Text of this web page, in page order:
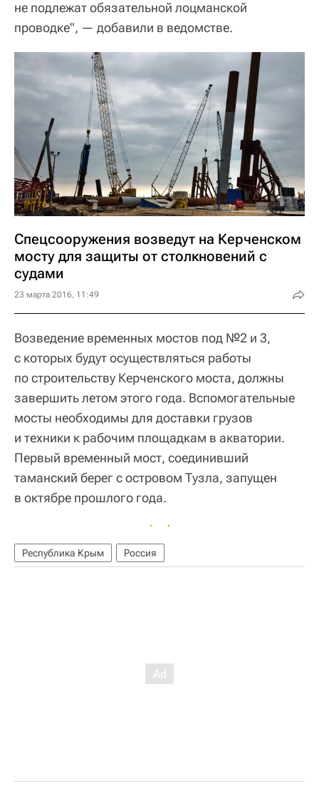
не подлежат обязательной лоцманской
проводке", — добавили в ведомстве.
Спецсооружения возведут на Керченском
мосту для защиты от столкновений с
судами
23 марта 2016, 11:49
Возведение временных мостов под №2 и 3,
с которых будут осуществляться работы
по строительству Керченского моста, должны
завершить летом этого года. Вспомогательные
мосты необходимы для доставки грузов
и техники к рабочим площадкам в акватории.
Первый временный мост, соединивший
таманский берег с островом Тузла, запущен
в октябре прошлого года.
Республика Крым Россия